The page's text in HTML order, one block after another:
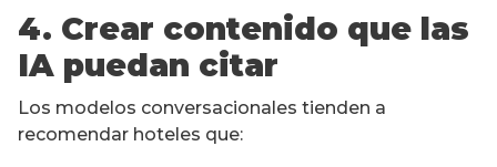
4. Crear contenido que las
IA puedan citar
Los modelos conversacionales tienden a
recomendar hoteles que: